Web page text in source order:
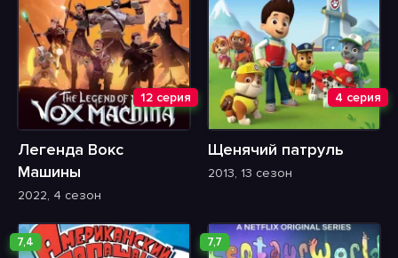
12 серия
Легенда Вокс
Машины
2022, 4 сезон
4 серия
Щенячий патруль
2013, 13 сезон
7,4 7,7